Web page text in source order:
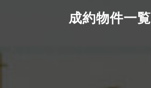
成約物件一覧